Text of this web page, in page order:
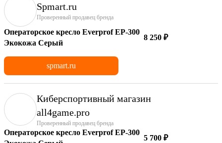
Spmart.ru
Проверенный продавец бренда
Операторское кресло Everprof EP-300
Экокожа Серый
8 250 ₽
spmart.ru
Киберспортивный магазин
аll4game.pro
Проверенный продавец бренда
Операторское кресло Everprof EP-300
5 700 ₽